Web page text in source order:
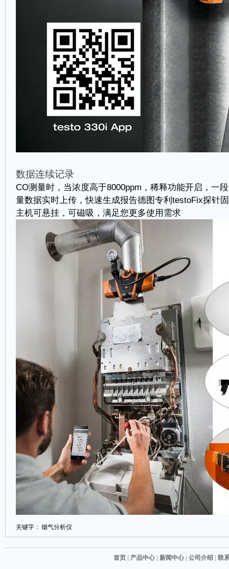
数据连续记录
CO测量时，当浓度高于8000ppm，稀释功能开启，一
量数据实时上传，快速生成报告德图专利testoFix探针
主机可悬挂，可磁吸，满足您更多使用需求
关键字： 烟气分析仪
首页 产品中心 新闻中心 公司介绍
联